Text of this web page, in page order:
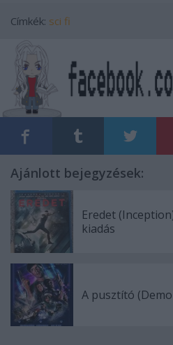
Címkék: sci fi
Ajánlott bejegyzések:
Eredet
kiadás
A pusztító